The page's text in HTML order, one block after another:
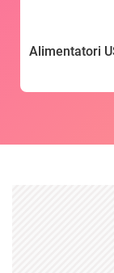
Alimentatori